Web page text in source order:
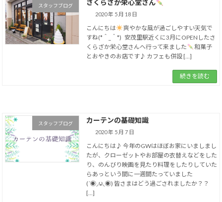
スタッフブログ さくらざか栄心堂さん
2020 年 5 月 18 日
こんにちは
爽やかな風が過ごしやすい天気で
すね(*＾_＾*) 安茂里駅近くに3月にOPENしたさ
くらざか栄心堂さんへ行って来ました
和菓子
とおやきのお店です♪ カフェも併設 […]
続きを読む
スタッフブログ カーテンの基礎知識
2020 年 5 月 7 日
こんにちは♪ 今年のGWはほぼお家にいましまし
たが、クローゼットやお部屋の衣替えなどをした
り、のんびり映画を見たり料理をしたりしていた
らあっという間に一週間たっていました
(´◉◞౪◟◉) 皆さまはどう過ごされましたか？？
[…]